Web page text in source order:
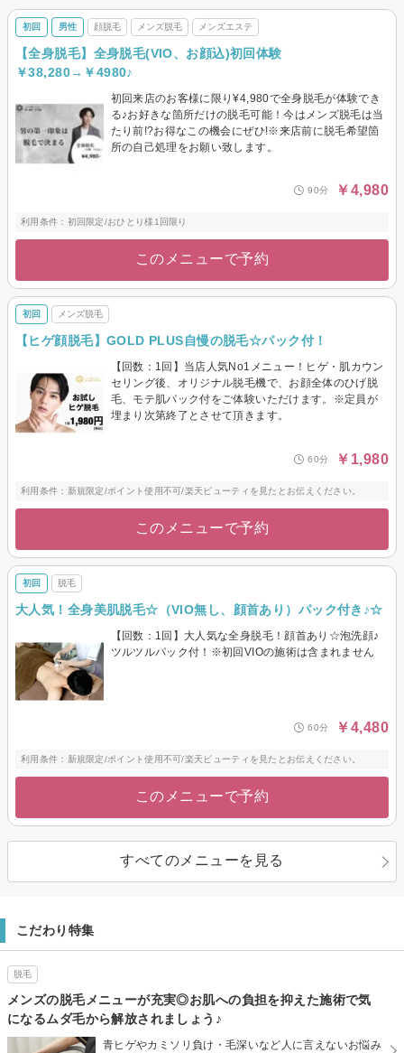
初回 男性 顔脱毛 メンズ脱毛 メンズエステ
【全身脱毛】全身脱毛(VIO、お顔込)初回体験
￥38,280→￥4980♪
初回来店のお客様に限り¥4,980で全身脱毛が体験でき
る♪お好きな箇所だけの脱毛可能！今はメンズ脱毛は当
たり前!?お得なこの機会にぜひ!※来店前に脱毛希望箇
所の自己処理をお願い致します。
90分 ￥4,980
利用条件：初回限定/おひとり様1回限り
このメニューで予約
初回 メンズ脱毛
【ヒゲ顔脱毛】GOLD PLUS自慢の脱毛☆パック付！
【回数：1回】当店人気No1メニュー！ヒゲ・肌カウン
セリング後、オリジナル脱毛機で、お顔全体のひげ脱
毛、モテ肌パック付をご体験いただけます。※定員が
埋まり次第終了とさせて頂きます。
60分 ￥1,980
利用条件：新規限定/ポイント使用不可/楽天ビューティを見たとお伝えください。
このメニューで予約
初回 脱毛
大人気！全身美肌脱毛☆（VIO無し、顔首あり）パック付き♪☆
【回数：1回】大人気な全身脱毛！顔首あり☆泡洗顔♪
ツルツルパック付！※初回VIOの施術は含まれません
60分 ￥4,480
利用条件：新規限定/ポイント使用不可/楽天ビューティを見たとお伝えください。
このメニューで予約
すべてのメニューを見る
こだわり特集
脱毛
メンズの脱毛メニューが充実◎お肌への負担を抑えた施術で気
になるムダ毛から解放されましょう♪
青ヒゲやカミソリ負け・毛深いなど人に言えないお悩み